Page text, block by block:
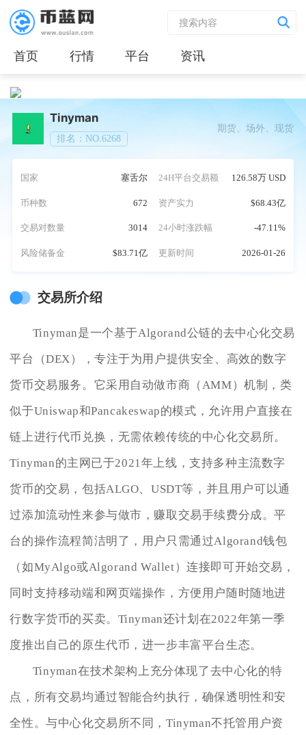
首页 行情 平台 资讯
Tinyman
排名：NO.6268
期货、场外、现货
国家 塞舌尔 24H平台交易额 126.58万 USD
币种数 672 资产实力 $68.43亿
交易对数量 3014 24小时涨跌幅 -47.11%
风险储备金 $83.71亿 更新时间 2026-01-26
交易所介绍
Tinyman是一个基于Algorand公链的去中心化交易
平台（DEX），专注于为用户提供安全、高效的数字
货币交易服务。它采用自动做市商（AMM）机制，类
似于Uniswap和Pancakeswap的模式，允许用户直接在
链上进行代币兑换，无需依赖传统的中心化交易所。
Tinyman的主网已于2021年上线，支持多种主流数字
货币的交易，包括ALGO、USDT等，并且用户可以通
过添加流动性来参与做市，赚取交易手续费分成。平
台的操作流程简洁明了，用户只需通过Algorand钱包
（如MyAlgo或Algorand Wallet）连接即可开始交易，
同时支持移动端和网页端操作，方便用户随时随地进
行数字货币的买卖。Tinyman还计划在2022年第一季
度推出自己的原生代币，进一步丰富平台生态。
Tinyman在技术架构上充分体现了去中心化的特
点，所有交易均通过智能合约执行，确保透明性和安
全性。与中心化交易所不同，Tinyman不托管用户资